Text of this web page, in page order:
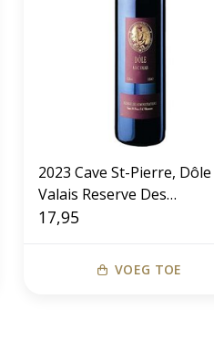
2023 Cave St-Pierre,
Valais Reserve Des
Administrateurs
17,95
VOEG TOE